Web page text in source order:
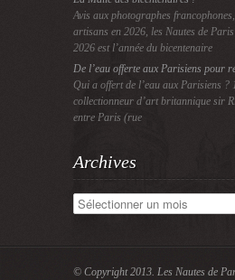
Avis aux photographes
artisans en 2026, les Nautes de
2026 est l’année du bicentenaire
De l’eau offerte aux Parisiens pour
Qui a offert de l’eau aux Parisiens ?
collectionneur d’art britannique sir
entre Paris (rue
Archives
Archives
© Copyright 2013. Les Nautes de